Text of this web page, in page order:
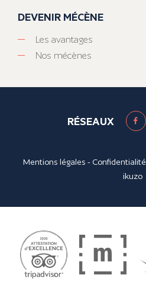
DEVENIR MÉCÈNE
Les avantages
Nos mécènes
RÉSEAUX
Mentions légales - Confidentialité
ikuzo